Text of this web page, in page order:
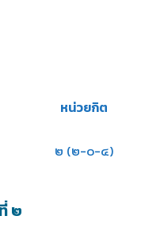
หน่วยกิต
๒ (๒-๐-๔)
๒